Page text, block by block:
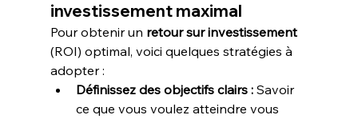
investissement maximal
Pour obtenir un retour sur investissement
(ROI) optimal, voici quelques stratégies à
adopter :
Définissez des objectifs clairs : Savoir
ce que vous voulez atteindre vous